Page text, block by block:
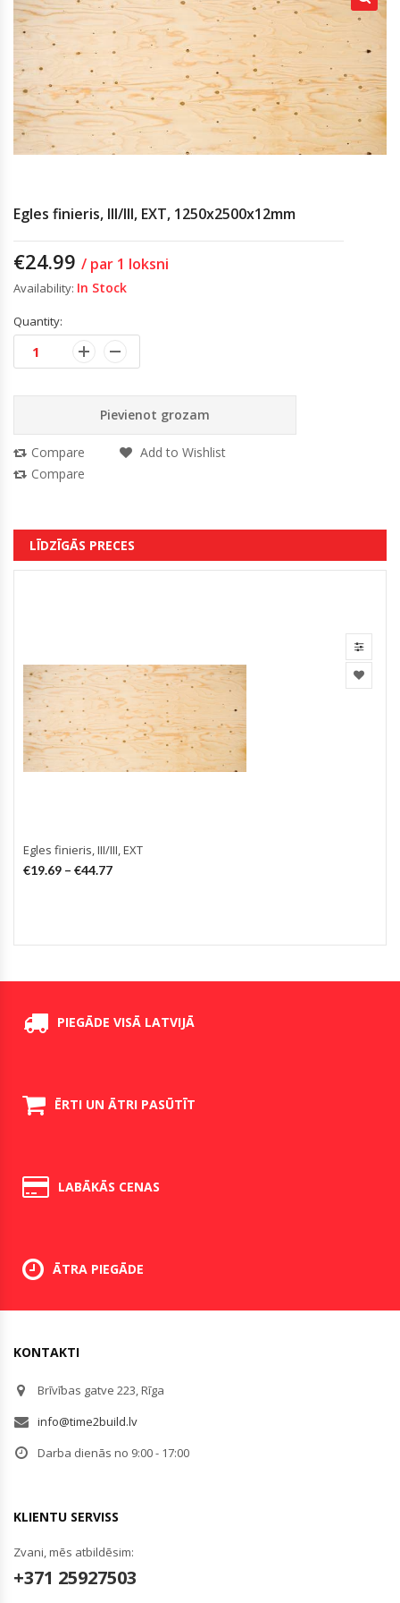
Egles finieris, III/III, EXT, 1250x2500x12mm
€24.99 / par 1 loksni
Availability: In Stock
Quantity:
Pievienot grozam
Compare
Add to Wishlist
Compare
LĪDZĪGĀS PRECES
Egles finieris, III/III, EXT
€19.69 – €44.77
PIEGĀDE VISĀ LATVIJĀ
ĒRTI UN ĀTRI PASŪTĪT
LABĀKĀS CENAS
ĀTRA PIEGĀDE
KONTAKTI
Brīvības gatve 223, Rīga
info@time2build.lv
Darba dienās no 9:00 - 17:00
KLIENTU SERVISS
Zvani, mēs atbildēsim:
+371 25927503